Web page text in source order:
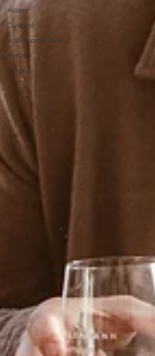
Alcool
Diversité
éco responsable
Santé
Stage